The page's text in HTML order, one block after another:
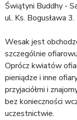
Świątyni Buddhy -
ul. Ks. Bogusława 3.
Wesak jest
szczególnie
Oprócz kwiatów
pieniądze i inne
przyjaciółmi i
bez konieczności
uczestnictwie.